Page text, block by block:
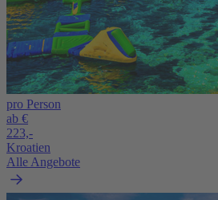
pro Person
ab €
223,-
Kroatien
Alle Angebote